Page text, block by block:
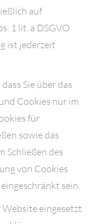
auf
1 lit. a DSGVO
ist jederzeit
Sie über das
Cookies nur im
für
sowie das
Schließen des
von Cookies
sein.
eingesetzt